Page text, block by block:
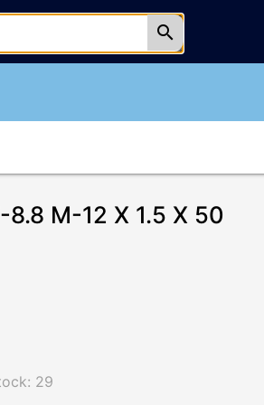
search
8.8 M-12 X 1.5 X 50
29